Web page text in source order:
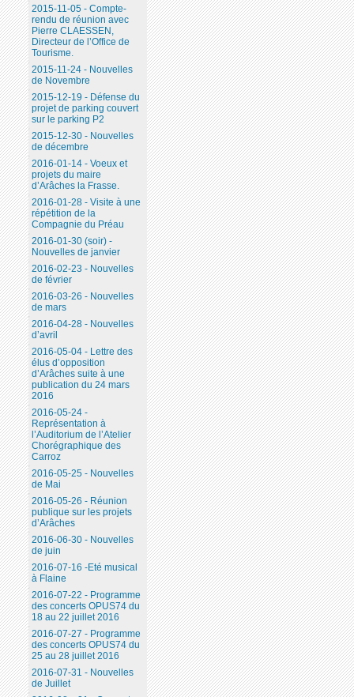
2015-11-05 - Compte-
rendu de réunion avec
Pierre CLAESSEN,
Directeur de l’Office de
Tourisme.
2015-11-24 - Nouvelles
de Novembre
2015-12-19 - Défense du
projet de parking couvert
sur le parking P2
2015-12-30 - Nouvelles
de décembre
2016-01-14 - Voeux et
projets du maire
d’Arâches la Frasse.
2016-01-28 - Visite à une
répétition de la
Compagnie du Préau
2016-01-30 (soir) -
Nouvelles de janvier
2016-02-23 - Nouvelles
de février
2016-03-26 - Nouvelles
de mars
2016-04-28 - Nouvelles
d’avril
2016-05-04 - Lettre des
élus d’opposition
d’Arâches suite à une
publication du 24 mars
2016
2016-05-24 -
Représentation à
l’Auditorium de l’Atelier
Chorégraphique des
Carroz
2016-05-25 - Nouvelles
de Mai
2016-05-26 - Réunion
publique sur les projets
d’Arâches
2016-06-30 - Nouvelles
de juin
2016-07-16 -Eté musical
à Flaine
2016-07-22 - Programme
des concerts OPUS74 du
18 au 22 juillet 2016
2016-07-27 - Programme
des concerts OPUS74 du
25 au 28 juillet 2016
2016-07-31 - Nouvelles
de Juillet